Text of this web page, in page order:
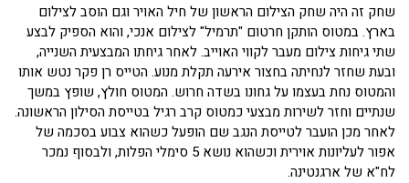
שחק זה היה שחק הצילום הראשון של חיל האויר וגם הוסב לצילום
בארץ. במטוס הותקן חרטום "תרמיל" לצילום אנכי, והוא הספיק לבצע
שתי גיחות צילום מעבר לקווי האוייב. לאחר גיחתו המבצעית השנייה,
ובעת שחזר לנחיתה בחצור אירעה תקלת מנוע. הטייס רן פקר נטש אותו
והמטוס נחת בעצמו על גחונו בשדה חרוש. המטוס חולץ, שופץ במשך
שנתיים וחזר לשירות מבצעי כמטוס קרב רגיל בטייסת הסילון הראשונה.
לאחר מכן הועבר לטייסת הנגב שם הופעל כשהוא צבוע בסכמה של
אפור לעליונות אוירית וכשהוא נושא 5 סימלי הפלות, ולבסוף נמכר
לח"א של ארגנטינה.